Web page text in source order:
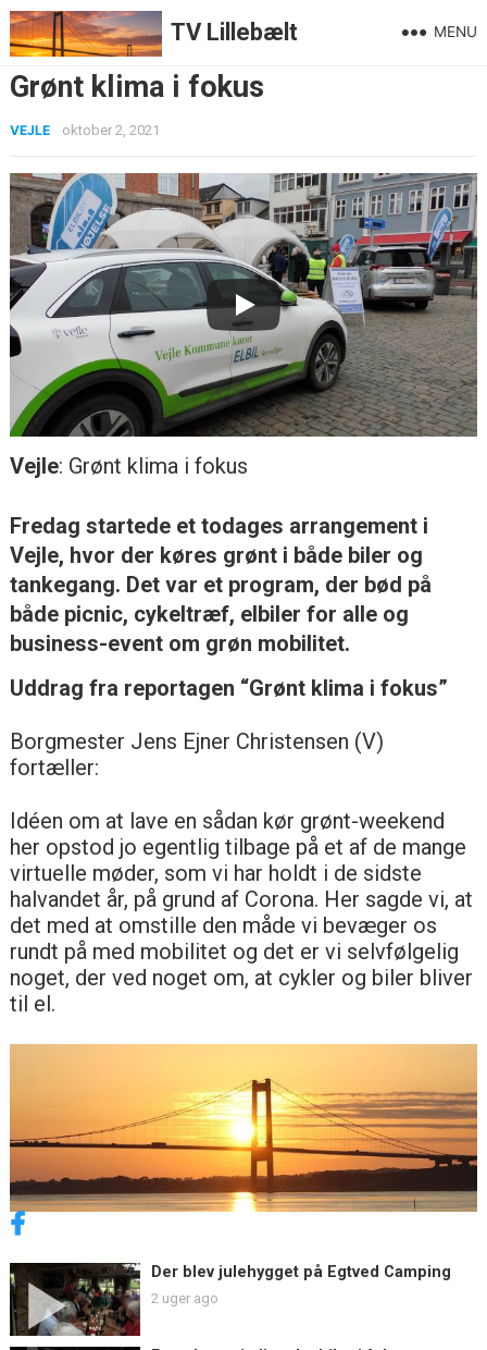
TV Lillebælt MENU
Grønt klima i fokus
VEJLE oktober 2, 2021
Vejle: Grønt klima i fokus
Fredag startede et todages arrangement i
Vejle, hvor der køres grønt i både biler og
tankegang. Det var et program, der bød på
både picnic, cykeltræf, elbiler for alle og
business-event om grøn mobilitet.
Uddrag fra reportagen “Grønt klima i fokus”
Borgmester Jens Ejner Christensen (V)
fortæller:
Idéen om at lave en sådan kør grønt-weekend
her opstod jo egentlig tilbage på et af de mange
virtuelle møder, som vi har holdt i de sidste
halvandet år, på grund af Corona. Her sagde vi, at
det med at omstille den måde vi bevæger os
rundt på med mobilitet og det er vi selvfølgelig
noget, der ved noget om, at cykler og biler bliver
til el.
Der blev julehygget på Egtved Camping
2 uger ago